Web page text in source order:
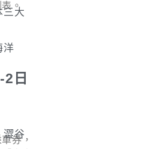
。
日
券，
三大
洋
澀谷